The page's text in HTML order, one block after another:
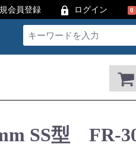
会員登録 ログイン 0
SS型 FR-